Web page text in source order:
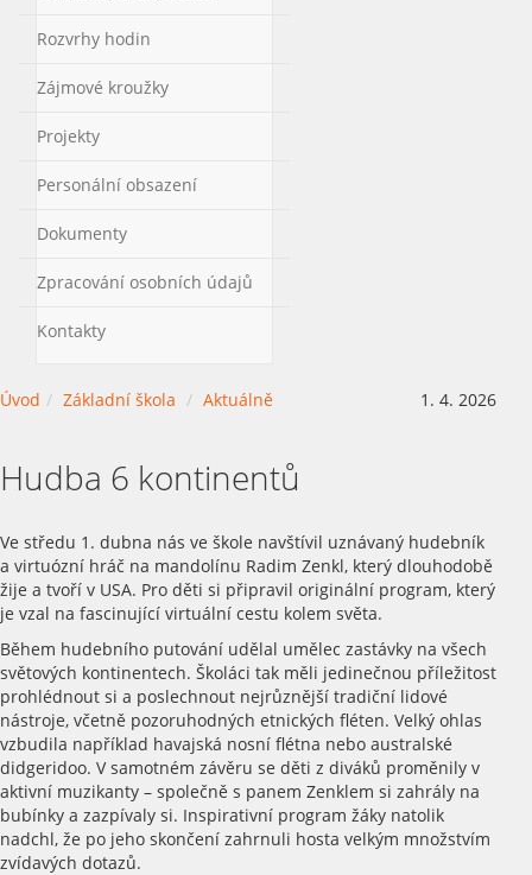
Rozvrhy hodin
Zájmové kroužky
Projekty
Personální obsazení
Dokumenty
Zpracování osobních údajů
Kontakty
Úvod Základní škola Aktuálně 1. 4. 2026
Hudba 6 kontinentů
Ve středu 1. dubna nás ve škole navštívil uznávaný hudebník
a virtuózní hráč na mandolínu Radim Zenkl, který dlouhodobě
žije a tvoří v USA. Pro děti si připravil originální program, který
je vzal na fascinující virtuální cestu kolem světa.
Během hudebního putování udělal umělec zastávky na všech
světových kontinentech. Školáci tak měli jedinečnou příležitost
prohlédnout si a poslechnout nejrůznější tradiční lidové
nástroje, včetně pozoruhodných etnických fléten. Velký ohlas
vzbudila například havajská nosní flétna nebo australské
didgeridoo. V samotném závěru se děti z diváků proměnily v
aktivní muzikanty – společně s panem Zenklem si zahrály na
bubínky a zazpívaly si. Inspirativní program žáky natolik
nadchl, že po jeho skončení zahrnuli hosta velkým množstvím
zvídavých dotazů.